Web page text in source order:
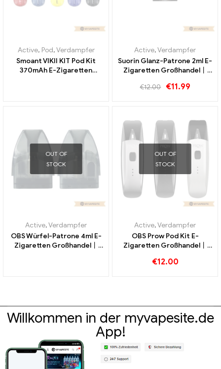
Active, Pod,Verdampfer
Smoant VIKII KIT Pod Kit
370mAh E-Zigaretten
Active,Verdampfer
Suorin Glanz-Patrone 2ml E-
Zigaretten Großhandel丨
€12.00 €11.99
OUT OF
STOCK
Active,Verdampfer
OBS Würfel-Patrone 4ml E-
Zigaretten Großhandel丨
OUT OF
STOCK
Active,Verdampfer
OBS Prow Pod Kit E-
Zigaretten Großhandel丨
€12.00
Willkommen in der myvapesite.de
App!